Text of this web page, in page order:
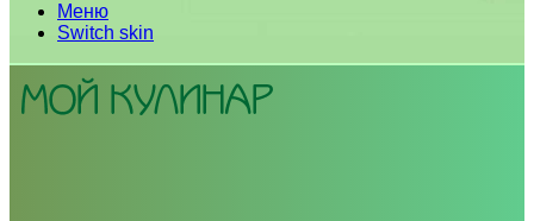
Меню
Switch skin